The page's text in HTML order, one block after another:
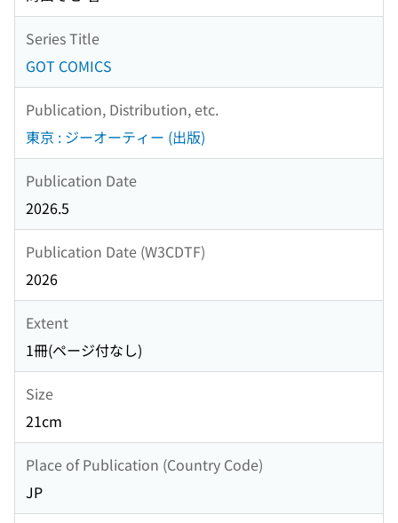
Series Title
GOT COMICS
Publication, Distribution, etc.
東京 : ジーオーティー (出版)
Publication Date
2026.5
Publication Date (W3CDTF)
2026
Extent
1冊(ページ付なし)
Size
21cm
Place of Publication (Country Code)
JP